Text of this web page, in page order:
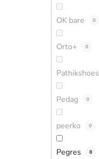
OK bare 0
Orto+ 0
Pathikshoes
Pedag 0
peerko 0
Pegres 8